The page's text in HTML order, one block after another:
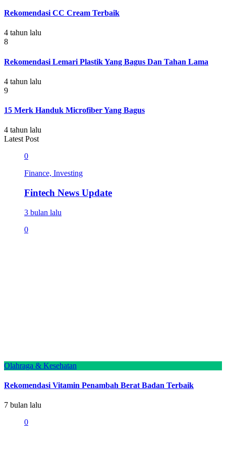
Rekomendasi CC Cream Terbaik
4 tahun lalu
8
Rekomendasi Lemari Plastik Yang Bagus Dan Tahan Lama
4 tahun lalu
9
15 Merk Handuk Microfiber Yang Bagus
4 tahun lalu
Latest Post
0
Finance, Investing
Fintech News Update
3 bulan lalu
0
Olahraga & Kesehatan
Rekomendasi Vitamin Penambah Berat Badan Terbaik
7 bulan lalu
0